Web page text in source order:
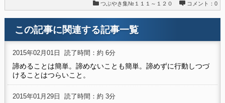
つぶやき集№１１１～１２０
コメント：0
この記事に関連する記事一覧
2015年02月01日 読了時間：約 6分
諦めることは簡単。諦めないことも簡単。諦めずに行動しつづ
けることはつらいこと。
2015年01月29日 読了時間：約 3分